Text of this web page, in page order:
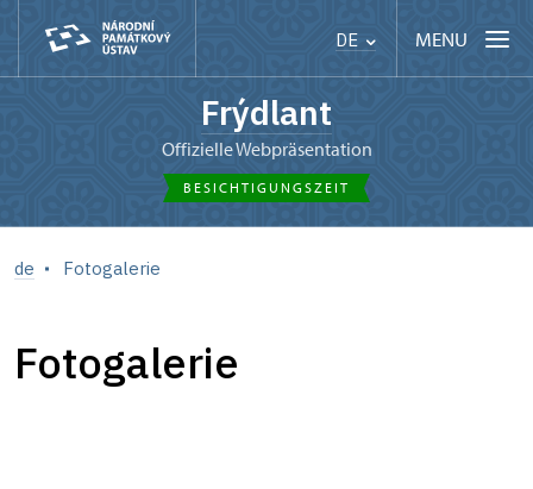
DE MENU
Frýdlant
offizielle Webpräsentation
BESICHTIGUNGSZEIT
de Fotogalerie
Fotogalerie